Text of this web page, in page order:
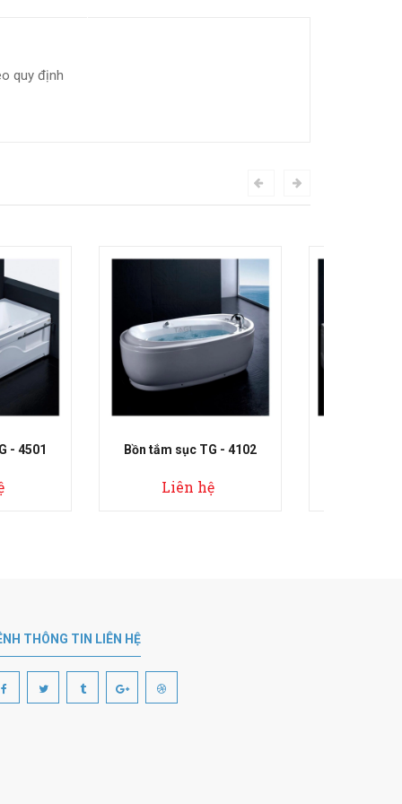
quy định
TG - 4102
hệ
Bồn tắm sục TG - 4701
Liên hệ
THÔNG TIN LIÊN HỆ